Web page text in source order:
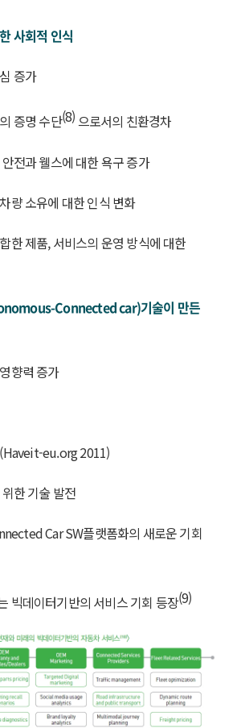
사회적 인식
증가
증명 수단(8)으로서의 친환경차
전과 웰스에 대한 욕구 증가
량 소유에 대한 인식 변화
한 제품, 서비스의 운영 방식에 대한
Connected car)기술이 만든
향력 증가
eu.org 2011)
한 기술 발전
Car SW플랫폼화의 새로운 기회
빅데이터기반의 서비스 기회 등장(9)